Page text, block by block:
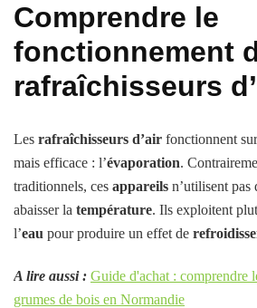
Comprendre le
fonctionnement
rafraîchisseurs
Les rafraîchisseurs d’air fonctionnent
mais efficace : l’évaporation.
traditionnels, ces appareils n’utilisent pas
abaisser la température. Ils exploitent
l’eau pour produire un effet de
A lire aussi : Guide d'achat : comprendre
grumes de bois en Normandie